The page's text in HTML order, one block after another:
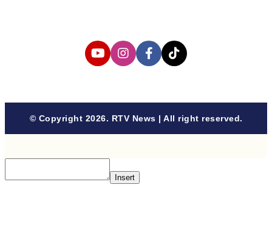
© Copyright 2026. RTV News | All right reserved.
Insert